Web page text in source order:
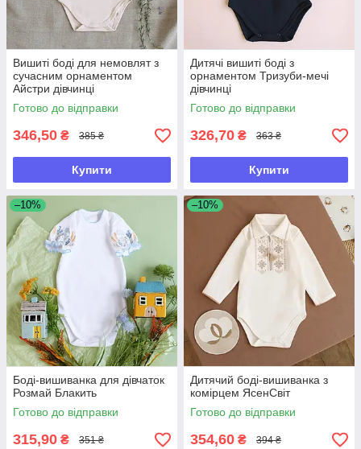
Вишиті боді для немовлят з
сучасним орнаментом
Айстри дівчинці
Готово до відправки
346,50 ₴ 385 ₴
Купити
Дитячі вишиті боді з
орнаментом Тризуби-мечі
дівчинці
Готово до відправки
326,70 ₴ 363 ₴
Купити
–10%
Боді-вишиванка для дівчаток
Розмай Блакить
Готово до відправки
315,90 ₴ 351 ₴
–10%
Дитячий боді-вишиванка з
комірцем ЯсенСвіт
Готово до відправки
354,60 ₴ 394 ₴